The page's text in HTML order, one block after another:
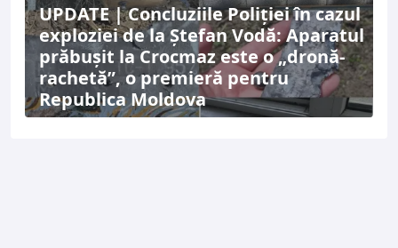
UPDATE | Concluziile Poliției în cazul
exploziei de la Ștefan Vodă: Aparatul
prăbușit la Crocmaz este o „dronă-
rachetă”, o premieră pentru
Republica Moldova